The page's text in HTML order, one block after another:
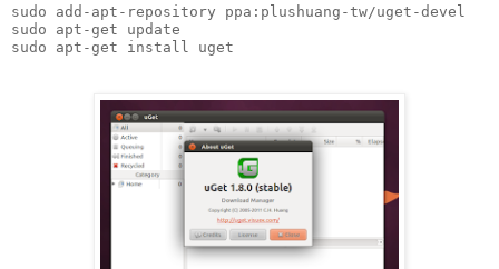
sudo add-apt-repository ppa:plushuang-tw/uget-devel
sudo apt-get update
sudo apt-get install uget